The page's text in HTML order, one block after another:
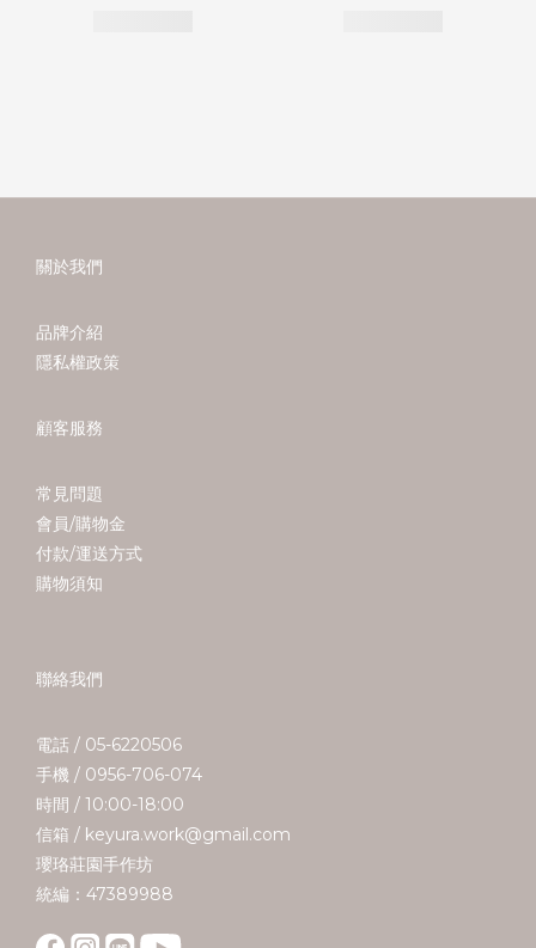
關於我們
品牌介紹
隱私權政策
顧客服務
常見問題
會員/購物金
付款/運送方式
購物須知
聯絡我們
電話 / 05-6220506
手機 / 0956-706-074
時間 / 10:00-18:00
信箱 / keyura.work@gmail.com
瓔珞莊園手作坊
統編：47389988